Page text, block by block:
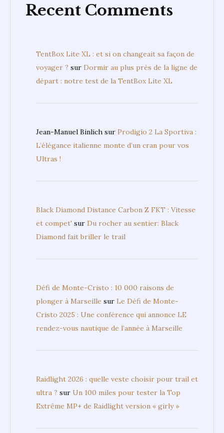
Recent Comments
TentBox Lite XL : et si on changeait sa façon de
voyager ? sur Dormir au plus près de la ligne de
départ : notre test de la TentBox Lite XL
Jean-Manuel Binlich sur Prodigio 2 La Sportiva :
L’élégance italienne monte d’un cran pour vos
Ultras !
Black Diamond Distance Carbon Z FKT : Vitesse
et compet' sur Du rocher au sentier: Black
Diamond fait briller le trail
Défi de Monte-Cristo : 10 000 raisons de
plonger à Marseille sur Le Défi de Monte-
Cristo 2025 : Une conférence qui annonce LE
rendez-vous nautique de l’année à Marseille
Raidlight 2026 : quelle veste choisir pour trail et
ultra ? sur Un 100 miles pour tester la Top
Extrême MP+ de Raidlight version « girly »